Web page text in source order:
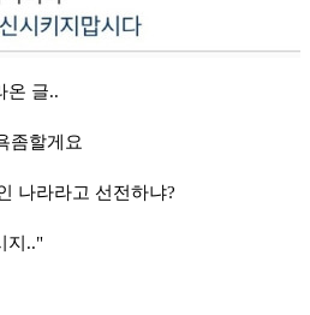
온 글..
좀할게요
나라라고 선전하냐?
지.."